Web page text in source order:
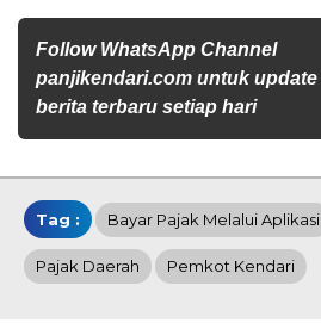
Follow WhatsApp Channel
panjikendari.com untuk update
berita terbaru setiap hari
Tag : Bayar Pajak Melalui Aplikasi
Pajak Daerah Pemkot Kendari